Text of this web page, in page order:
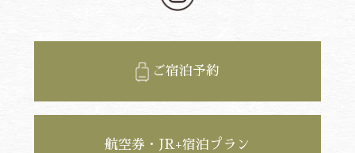
ご宿泊予約
航空券・JR+宿泊プラン